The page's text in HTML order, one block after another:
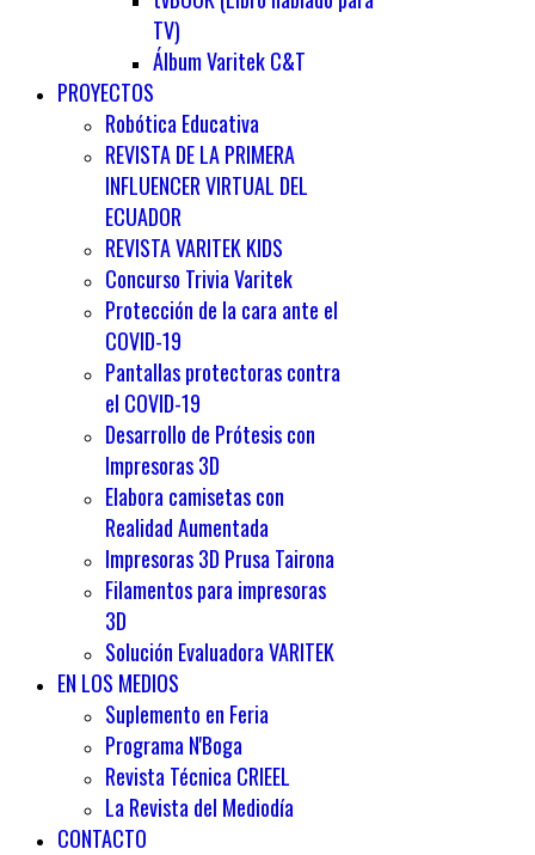
TV)
Álbum Varitek C&T
PROYECTOS
Robótica Educativa
REVISTA DE LA PRIMERA
INFLUENCER VIRTUAL DEL
ECUADOR
REVISTA VARITEK KIDS
Concurso Trivia Varitek
Protección de la cara ante el
COVID-19
Pantallas protectoras contra
el COVID-19
Desarrollo de Prótesis con
Impresoras 3D
Elabora camisetas con
Realidad Aumentada
Impresoras 3D Prusa Tairona
Filamentos para impresoras
3D
Solución Evaluadora VARITEK
EN LOS MEDIOS
Suplemento en Feria
Programa N'Boga
Revista Técnica CRIEEL
La Revista del Mediodía
CONTACTO